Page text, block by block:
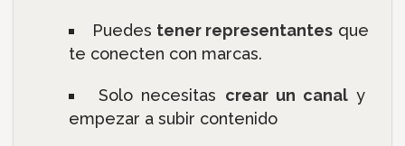
Puedes tener representantes que
te conecten con marcas.
Solo necesitas crear un canal y
empezar a subir contenido